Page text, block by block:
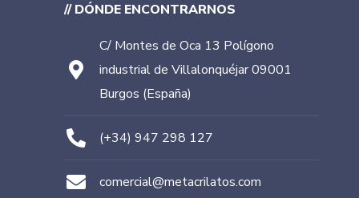
// DÓNDE ENCONTRARNOS
C/ Montes de Oca 13 Polígono
industrial de Villalonquéjar 09001
Burgos (España)
(+34) 947 298 127
comercial@metacrilatos.com